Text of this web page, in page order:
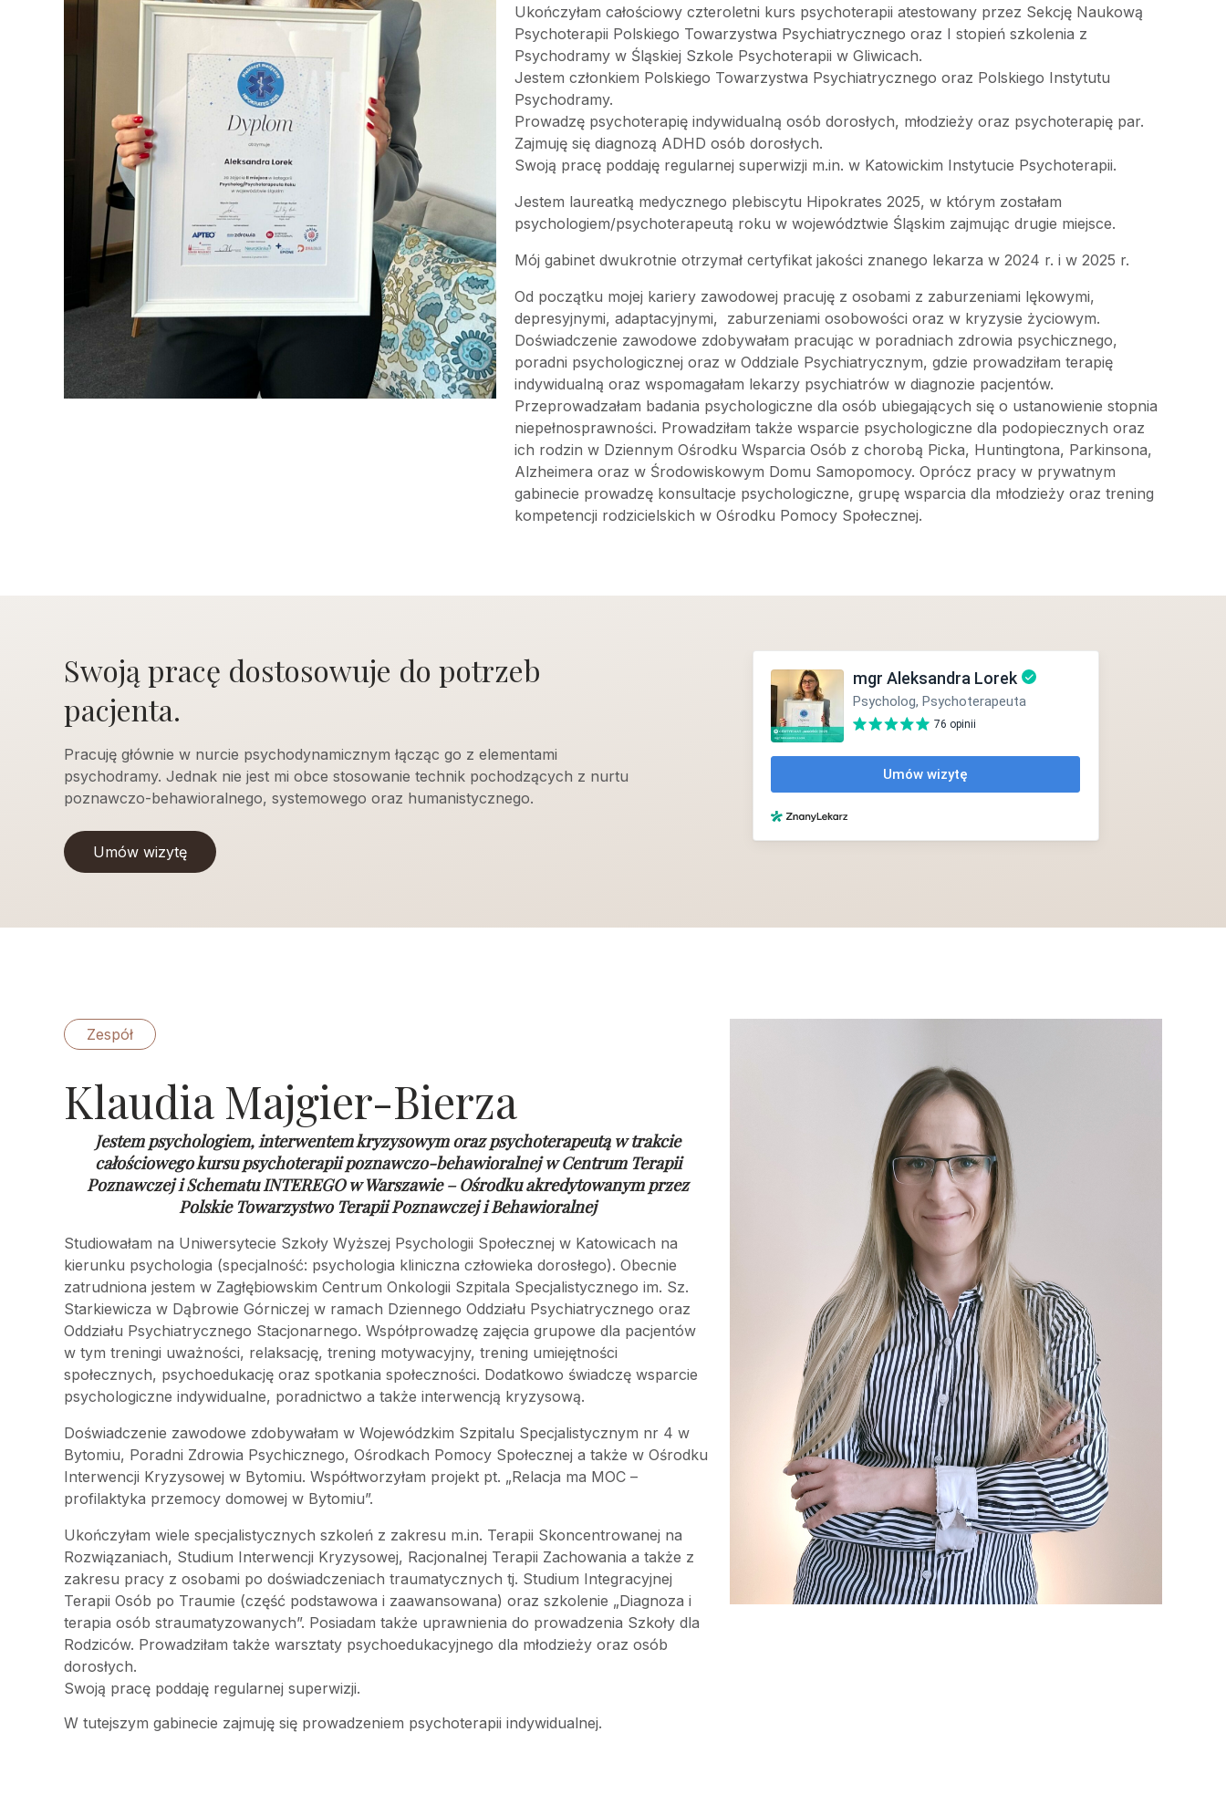
Ukończyłam całościowy czteroletni kurs psychoterapii atestowany przez Sekcję Naukową
Psychoterapii Polskiego Towarzystwa Psychiatrycznego oraz I stopień szkolenia z
Psychodramy w Śląskiej Szkole Psychoterapii w Gliwicach.
Jestem członkiem Polskiego Towarzystwa Psychiatrycznego oraz Polskiego Instytutu
Psychodramy.
Prowadzę psychoterapię indywidualną osób dorosłych, młodzieży oraz psychoterapię par.
Zajmuję się diagnozą ADHD osób dorosłych.
Swoją pracę poddaję regularnej superwizji m.in. w Katowickim Instytucie Psychoterapii.
Jestem laureatką medycznego plebiscytu Hipokrates 2025, w którym zostałam
psychologiem/psychoterapeutą roku w województwie Śląskim zajmując drugie miejsce.
Mój gabinet dwukrotnie otrzymał certyfikat jakości znanego lekarza w 2024 r. i w 2025 r.
Od początku mojej kariery zawodowej pracuję z osobami z zaburzeniami lękowymi,
depresyjnymi, adaptacyjnymi, zaburzeniami osobowości oraz w kryzysie życiowym.
Doświadczenie zawodowe zdobywałam pracując w poradniach zdrowia psychicznego,
poradni psychologicznej oraz w Oddziale Psychiatrycznym, gdzie prowadziłam terapię
indywidualną oraz wspomagałam lekarzy psychiatrów w diagnozie pacjentów.
Przeprowadzałam badania psychologiczne dla osób ubiegających się o ustanowienie stopnia
niepełnosprawności. Prowadziłam także wsparcie psychologiczne dla podopiecznych oraz
ich rodzin w Dziennym Ośrodku Wsparcia Osób z chorobą Picka, Huntingtona, Parkinsona,
Alzheimera oraz w Środowiskowym Domu Samopomocy. Oprócz pracy w prywatnym
gabinecie prowadzę konsultacje psychologiczne, grupę wsparcia dla młodzieży oraz trening
kompetencji rodzicielskich w Ośrodku Pomocy Społecznej.
Swoją pracę dostosowuje do potrzeb
pacjenta.
Pracuję głównie w nurcie psychodynamicznym łącząc go z elementami
psychodramy. Jednak nie jest mi obce stosowanie technik pochodzących z nurtu
poznawczo-behawioralnego, systemowego oraz humanistycznego.
Umów wizytę
Zespół
Klaudia Majgier-Bierza
Jestem psychologiem, interwentem kryzysowym oraz psychoterapeutą w trakcie
całościowego kursu psychoterapii poznawczo-behawioralnej wCentrum Terapii
Poznawczej i Schematu INTEREGO w Warszawie – Ośrodku akredytowanym przez
Polskie Towarzystwo Terapii Poznawczej i Behawioralnej
Studiowałam na Uniwersytecie Szkoły Wyższej Psychologii Społecznej w Katowicach na
kierunku psychologia (specjalność: psychologia kliniczna człowieka dorosłego). Obecnie
zatrudniona jestem w Zagłębiowskim Centrum Onkologii Szpitala Specjalistycznego im. Sz.
Starkiewicza w Dąbrowie Górniczej w ramach Dziennego Oddziału Psychiatrycznego oraz
Oddziału Psychiatrycznego Stacjonarnego. Współprowadzę zajęcia grupowe dla pacjentów
w tym treningi uważności, relaksację, trening motywacyjny, trening umiejętności
społecznych, psychoedukację oraz spotkania społeczności. Dodatkowo świadczę wsparcie
psychologiczne indywidualne, poradnictwo a także interwencją kryzysową.
Doświadczenie zawodowe zdobywałam w Wojewódzkim Szpitalu Specjalistycznym nr 4 w
Bytomiu, Poradni Zdrowia Psychicznego, Ośrodkach Pomocy Społecznej a także w Ośrodku
Interwencji Kryzysowej w Bytomiu. Współtworzyłam projekt pt. „Relacja ma MOC –
profilaktyka przemocy domowej w Bytomiu”.
Ukończyłam wiele specjalistycznych szkoleń z zakresu m.in. Terapii Skoncentrowanej na
Rozwiązaniach, Studium Interwencji Kryzysowej, Racjonalnej Terapii Zachowania a także z
zakresu pracy z osobami po doświadczeniach traumatycznych tj. Studium Integracyjnej
Terapii Osób po Traumie (część podstawowa i zaawansowana) oraz szkolenie „Diagnoza i
terapia osób straumatyzowanych”. Posiadam także uprawnienia do prowadzenia Szkoły dla
Rodziców. Prowadziłam także warsztaty psychoedukacyjnego dla młodzieży oraz osób
dorosłych.
Swoją pracę poddaję regularnej superwizji.
W tutejszym gabinecie zajmuję się prowadzeniem psychoterapii indywidualnej.